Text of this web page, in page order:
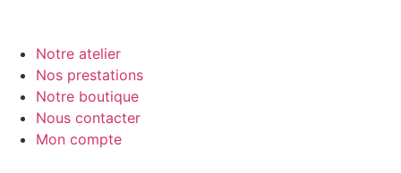
Notre atelier
Nos prestations
Notre boutique
Nous contacter
Mon compte